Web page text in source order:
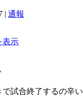
| 通報
表示
で試合終了するの辛い